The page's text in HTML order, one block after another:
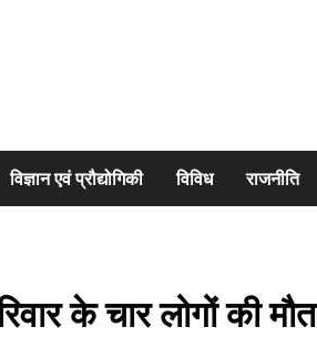
विज्ञान एवं प्रौद्योगिकी विविध राजनीति
के चार लोगों की मौत